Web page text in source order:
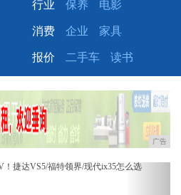
行业 保养 电影
消费 企业 家具
报价 二手车 读书
广告